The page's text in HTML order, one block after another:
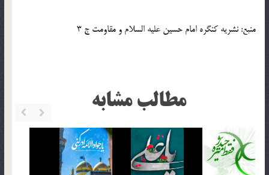
منبع: نشريه كنگره امام حسين عليه السلام و مقاومت ج 3
مطالب مشابه